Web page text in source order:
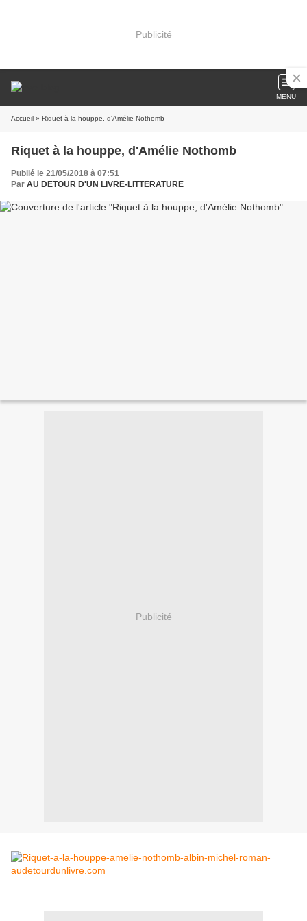
Publicité
MENU
Accueil » Riquet à la houppe, d'Amélie Nothomb
Riquet à la houppe, d'Amélie Nothomb
Publié le 21/05/2018 à 07:51
Par AU DETOUR D'UN LIVRE-LITTERATURE
Publicité